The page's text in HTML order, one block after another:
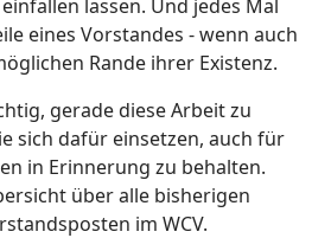
lassen. Und jedes Mal
eines Vorstandes - wenn auch
Rande ihrer Existenz.
gerade diese Arbeit zu
sich dafür einsetzen, auch für
in Erinnerung zu behalten.
über alle bisherigen
im WCV.